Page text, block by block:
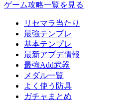
ゲーム攻略一覧を見る
リセマラ当たり
最強テンプレ
基本テンプレ
最新アプデ情報
最強Add武器
メダル一覧
よく使う防具
ガチャまとめ